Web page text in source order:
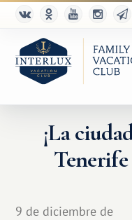
¡La
9 de diciembre de